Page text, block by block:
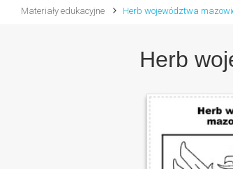
Materiały edukacyjne Herb województwa
Herb